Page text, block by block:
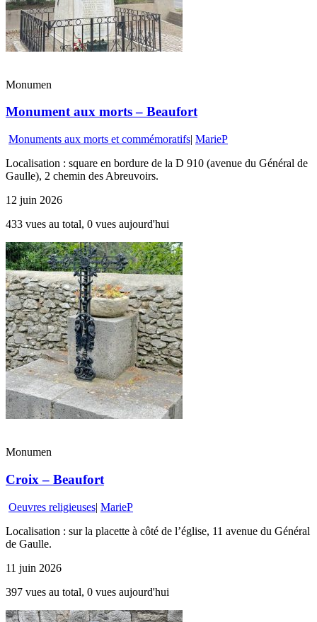
Monumen
Monument aux morts – Beaufort
Monuments aux morts et commémoratifs| MarieP
Localisation : square en bordure de la D 910 (avenue du Général de
Gaulle), 2 chemin des Abreuvoirs.
12 juin 2026
433 vues au total, 0 vues aujourd'hui
Monumen
Croix – Beaufort
Oeuvres religieuses| MarieP
Localisation : sur la placette à côté de l’église, 11 avenue du Général
de Gaulle.
11 juin 2026
397 vues au total, 0 vues aujourd'hui